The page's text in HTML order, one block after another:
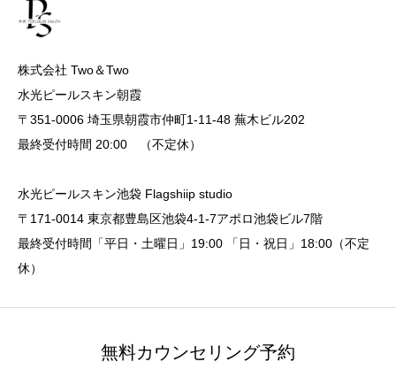
株式会社 Two＆Two
水光ピールスキン朝霞
〒351-0006 埼玉県朝霞市仲町1-11-48 蕪木ビル202
最終受付時間 20:00 （不定休）
水光ピールスキン池袋 Flagshiip studio
〒171-0014 東京都豊島区池袋4-1-7アポロ池袋ビル7階
最終受付時間「平日・土曜日」19:00 「日・祝日」18:00（不定
休）
無料カウンセリング予約